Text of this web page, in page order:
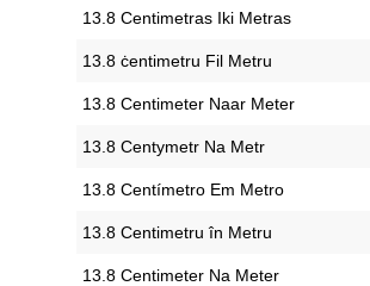
‎13.8 Centimetras Iki Metras
‎13.8 ċentimetru Fil Metru
‎13.8 Centimeter Naar Meter
‎13.8 Centymetr Na Metr
‎13.8 Centímetro Em Metro
‎13.8 Centimetru în Metru
‎13.8 Centimeter Na Meter